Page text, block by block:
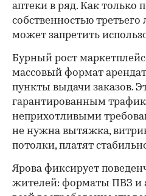
аптеки в ряд. Как только
собственностью
может запретить
Бурный рост
массовый формат
пункты выдачи заказов.
гарантированным
неприхотливыми
не нужна вытяжка,
потолки, платят
Ярова фиксирует
жителей: форматы ПВЗ и